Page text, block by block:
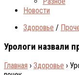
Новости
Здоровье /
Урологи назвали
Главная › Здоровье ›